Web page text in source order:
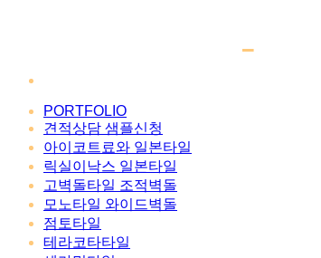
PORTFOLIO
견적상담 샘플신청
아이코트료와 일본타일
릭실이낙스 일본타일
고벽돌타일 조적벽돌
모노타일 와이드벽돌
점토타일
테라코타타일